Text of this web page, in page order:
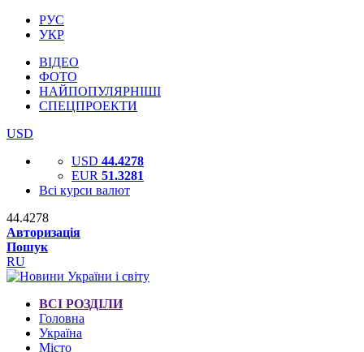
РУС
УКР
ВІДЕО
ФОТО
НАЙПОПУЛЯРНІШІ
СПЕЦПРОЕКТИ
USD
USD 44.4278
EUR 51.3281
Всі курси валют
44.4278
Авторизація
Пошук
RU
ВСІ РОЗДІЛИ
Головна
Україна
Місто